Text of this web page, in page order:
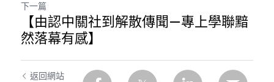
下一篇
【由認中關社到解散傳聞—專上學聯黯
然落幕有感】
返回網站